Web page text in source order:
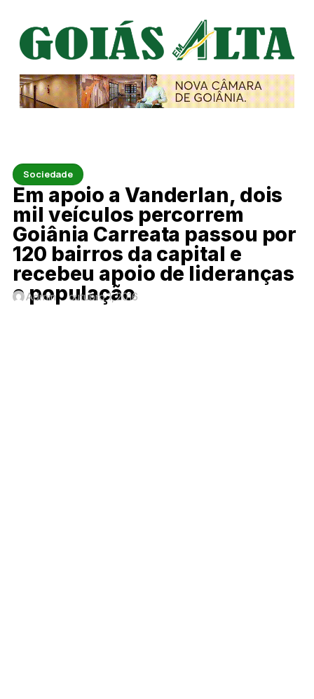
Sociedade
Em apoio a Vanderlan, dois
mil veículos percorrem
Goiânia Carreata passou por
120 bairros da capital e
recebeu apoio de lideranças
e população
Admin outubro 1, 2016